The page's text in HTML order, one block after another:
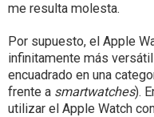
me resulta molesta.
Por supuesto, el Apple
infinitamente más
encuadrado en una
frente a smartwatches).
utilizar el Apple Watch